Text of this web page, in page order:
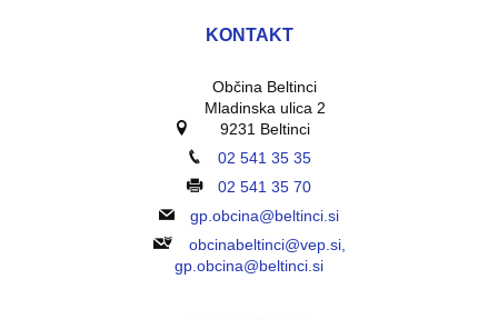
KONTAKT
Občina Beltinci
Mladinska ulica 2
9231 Beltinci
02 541 35 35
02 541 35 70
gp.obcina@beltinci.si
obcinabeltinci@vep.si,
gp.obcina@beltinci.si